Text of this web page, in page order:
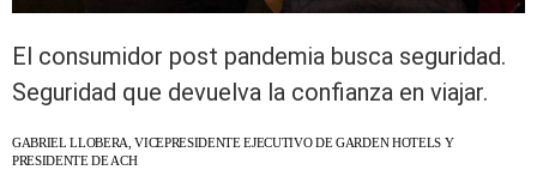
El consumidor post pandemia busca seguridad.
Seguridad que devuelva la confianza en viajar.
GABRIEL LLOBERA, VICEPRESIDENTE EJECUTIVO DE GARDEN HOTELS Y
PRESIDENTE DE ACH